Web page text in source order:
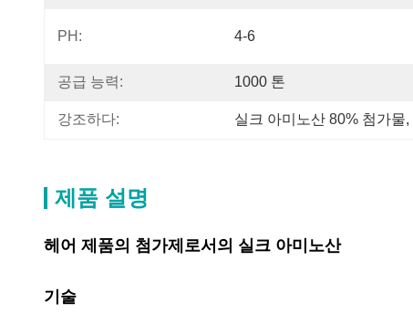
PH: 4-6
공급 능력: 1000 톤
강조하다: 실크 아미노산 80% 첨가물,
제품 설명
헤어 제품의 첨가제로서의 실크 아미노산
기술